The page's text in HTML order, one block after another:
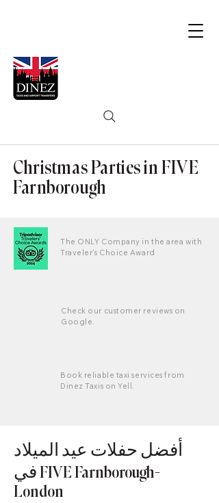
Christmas Parties in FIVE
Farnborough
The ONLY Company in the area with
Traveler's Choice Award
Check our customer reviews on
Google.
Book reliable taxi services from
Dinez Taxis on Yell.
أفضل حفلات عيد الميلاد
في FIVE Farnborough-
London